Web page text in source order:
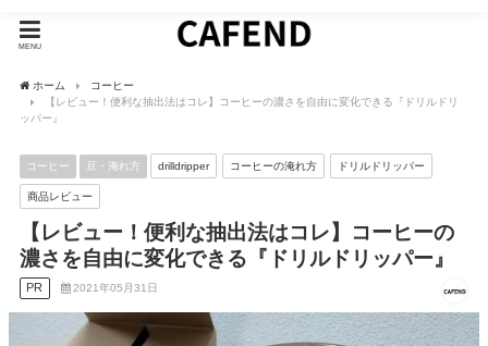
MENU
ホーム
コーヒー
【レビュー！便利な抽出法はコレ】コーヒーの濃さを自由に変化できる『ドリルドリ
ッパー』
コーヒー 豆・淹れ方 drilldripper コーヒーの淹れ方 ドリルドリッパー
商品レビュー
【レビュー！便利な抽出法はコレ】コーヒーの
濃さを自由に変化できる『ドリルドリッパー』
PR 2021年05月31日